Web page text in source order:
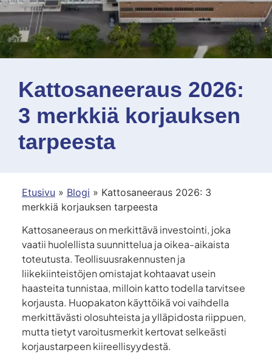
Kattosaneeraus 2026:
3 merkkiä korjauksen
tarpeesta
Etusivu » Blogi » Kattosaneeraus 2026: 3
merkkiä korjauksen tarpeesta
Kattosaneeraus on merkittävä investointi, joka
vaatii huolellista suunnittelua ja oikea-aikaista
toteutusta. Teollisuusrakennusten ja
liikekiinteistöjen omistajat kohtaavat usein
haasteita tunnistaa, milloin katto todella tarvitsee
korjausta. Huopakaton käyttöikä voi vaihdella
merkittävästi olosuhteista ja ylläpidosta riippuen,
mutta tietyt varoitusmerkit kertovat selkeästi
korjaustarpeen kiireellisyydestä.